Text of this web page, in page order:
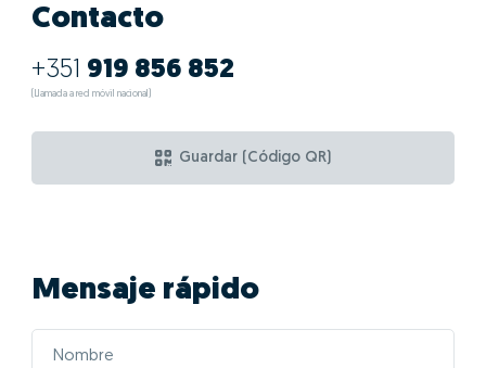
Contacto
+351 919 856 852
(Llamada a red móvil nacional)
Guardar (Código QR)
Mensaje rápido